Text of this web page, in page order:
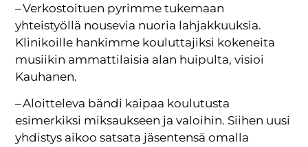
– Verkostoituen pyrimme tukemaan
yhteistyöllä nousevia nuoria lahjakkuuksia.
Klinikoille hankimme kouluttajiksi kokeneita
musiikin ammattilaisia alan huipulta, visioi
Kauhanen.
– Aloitteleva bändi kaipaa koulutusta
esimerkiksi miksaukseen ja valoihin. Siihen uusi
yhdistys aikoo satsata jäsentensä omalla